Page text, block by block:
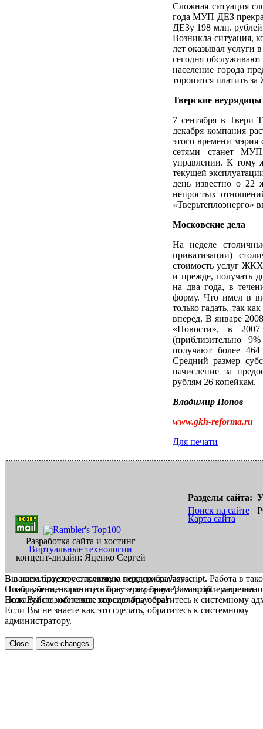
Сложная ситуация
года МУП ДЕЗ
ДЕЗу 198 млн.
Возникла ситуация,
лет оказывал услуги
сегодня
население города
торопится платить
Тверские неурядицы
7 сентября в Твери
декабря компания
этого времени мэрия
сетями станет МУП
управлении. К тому
текущей
день известно о
непростых
«Тверьтеплоэнерго»
Московские дела
На неделе
приватизации)
стоимость услуг
и прежде, получать
на два года, в
форму. Что имел в
только гадать, так
вперед. В январе
«Новости», в
(приблизительно
получают более
Средний размер
начисление за
рублям 26 копейкам.
Владимир Попов
www.gkh-reforma.ru
Для печати
Разработка сайта и хостинг
Виртуальные технологии
концепт-дизайн: Яценко Сергей
Разделы сайта:
Поиск на сайте
Карта сайта
В вашем браузере отключена поддержка Jasvscript. Работа в
Пожалуйста, включите в браузере режим "Javascript -
Если Вы не знаете как это сделать, обратитесь к системному
Вы используете устаревшую версию браузера.
Отображение страниц сайта с этим браузером проблематична.
Пожалуйста, обновите версию браузера!
Если Вы не знаете как это сделать, обратитесь к системному
администратору.
Close Save changes